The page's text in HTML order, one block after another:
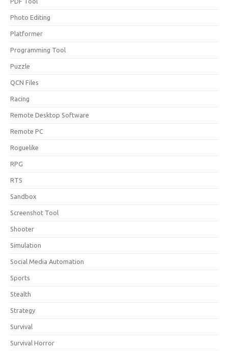
Photo Editing
Platformer
Programming Tool
Puzzle
QCN Files
Racing
Remote Desktop Software
Remote PC
Roguelike
RPG
RTS
Sandbox
Screenshot Tool
Shooter
Simulation
Social Media Automation
Sports
Stealth
Strategy
Survival
Survival Horror